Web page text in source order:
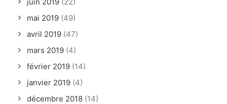
mai 2019 (49)
avril 2019 (47)
mars 2019 (4)
février 2019 (14)
janvier 2019 (4)
décembre 2018 (14)